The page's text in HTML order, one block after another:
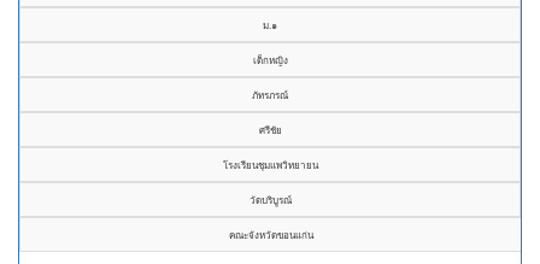
ม.๑
เด็กหญิง
ภัทรภรณ์
ศรีชัย
โรงเรียนชุมแพวิทยายน
วัดบริบูรณ์
คณะจังหวัดขอนแก่น